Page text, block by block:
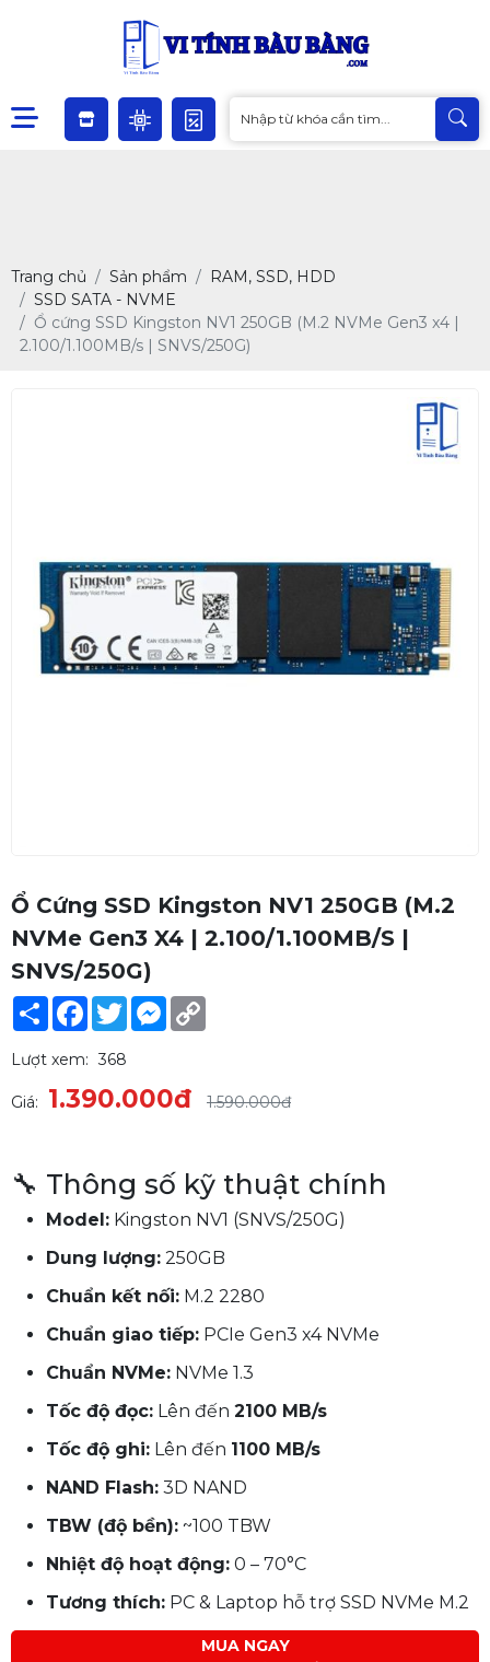
Trang chủ Sản phẩm
RAM, SSD, HDD
SSD SATA - NVME
Ổ cứng SSD Kingston NV1 250GB (M.2 NVMe Gen3 x4 |
2.100/1.100MB/s | SNVS/250G)
Ổ Cứng SSD Kingston NV1 250GB (M.2
NVMe Gen3 X4 | 2.100/1.100MB/s |
SNVS/250G)
Share Facebook
TwitterMessenger
Lượt xem: 368
Giá: 1.390.000đ 1.590.000đ
🔧 Thông số kỹ thuật chính
Model: Kingston NV1 (SNVS/250G)
Dung lượng: 250GB
Chuẩn kết nối: M.2 2280
Chuẩn giao tiếp: PCIe Gen3 x4 NVMe
Chuẩn NVMe: NVMe 1.3
Tốc độ đọc: Lên đến 2100 MB/s
Tốc độ ghi: Lên đến 1100 MB/s
NAND Flash: 3D NAND
TBW (độ bền): ~100 TBW
Nhiệt độ hoạt động: 0 – 70°C
Tương thích: PC & Laptop hỗ trợ SSD NVMe M.2
MUA NGAY